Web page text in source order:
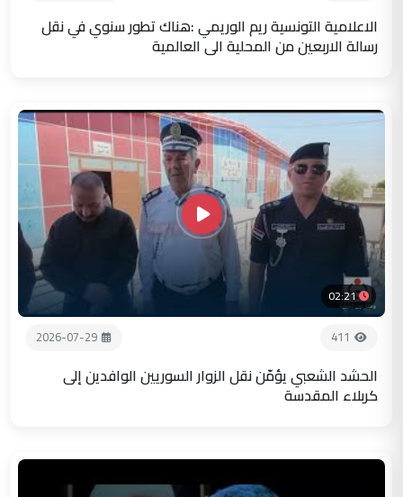
الاعلامية التونسية ريم الوريمي :هناك تطور سنوي في نقل
رسالة الاربعين من المحلية الى العالمية
02:21
411
2026-07-29
الحشد الشعبي يؤمّن نقل الزوار السوريين الوافدين إلى
كربلاء المقدسة